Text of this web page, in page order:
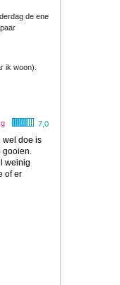
de ene
ik woon).
7,0
wel doe is
gooien.
weinig
of er